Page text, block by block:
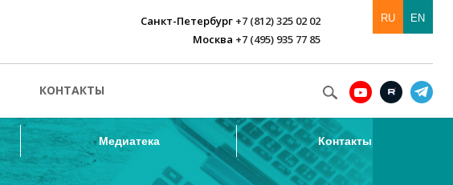
Санкт-Петербург +7 (812) 325 02 02
Москва +7 (495) 935 77 85
RU EN
КОНТАКТЫМедиатека Контакты
Медиатека Контакты